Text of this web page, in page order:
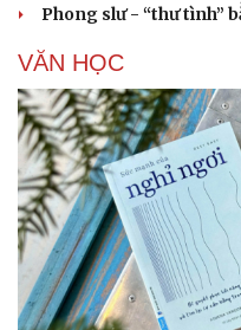
Phong slư - “thư tình”
VĂN HỌC